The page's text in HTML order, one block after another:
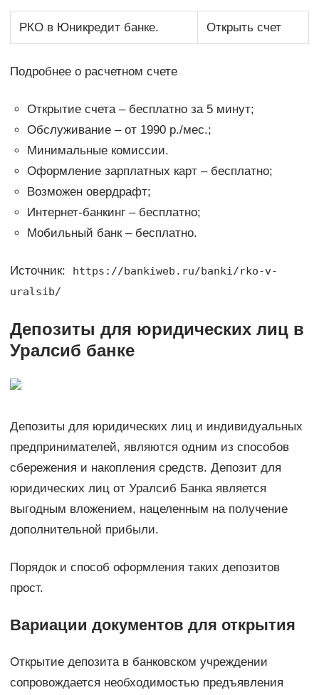
РКО в Юникредит банке. Открыть счет
Подробнее о расчетном счете
Открытие счета – бесплатно за 5 минут;
Обслуживание – от 1990 р./мес.;
Минимальные комиссии.
Оформление зарплатных карт – бесплатно;
Возможен овердрафт;
Интернет-банкинг – бесплатно;
Мобильный банк – бесплатно.
Источник:
https://bankiweb.ru/banki/rko-v-
uralsib/
Депозиты для юридических лиц в
Уралсиб банке
Депозиты для юридических лиц и индивидуальных
предпринимателей, являются одним из способов
сбережения и накопления средств. Депозит для
юридических лиц от Уралсиб Банка является
выгодным вложением, нацеленным на получение
дополнительной прибыли.
Порядок и способ оформления таких депозитов
прост.
Вариации документов для открытия
Открытие депозита в банковском учреждении
сопровождается необходимостью предъявления